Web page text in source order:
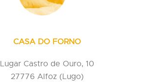
CASA DO FORNO
Lugar Castro de Ouro, 10
27776 Alfoz (Lugo)